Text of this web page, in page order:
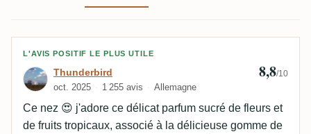
Avis de Thunderbird
L'AVIS POSITIF LE PLUS UTILE
Thunderbird
oct. 2025 1 255 avis Allemagne
8,8/10
Ce nez 😍 j'adore ce délicat parfum sucré de fleurs et
de fruits tropicaux, associé à la délicieuse gomme de